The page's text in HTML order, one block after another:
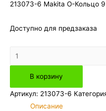
213073-6 Makita О-Кольцо
Доступно для предзаказа
Количество
товара
213073-
6
В корзину
Артикул: 213073-6
Описание